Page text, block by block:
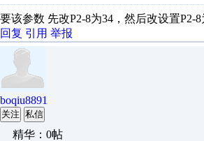
要该参数 先改P2-8为34，然后改设置P2-
回复 引用 举报
boqiu8891
关注 私信
精华：0帖